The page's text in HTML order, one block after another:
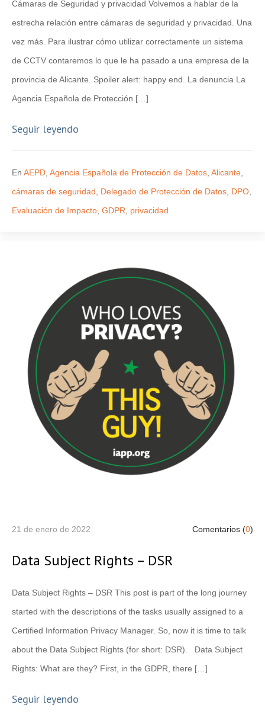
Cámaras de Seguridad y privacidad Volvemos a hablar de la
estrecha relación entre cámaras de seguridad y privacidad. Una
vez más. Para ilustrar cómo utilizar correctamente un sistema
de CCTV contaremos lo que le ha pasado a una empresa de la
provincia de Alicante. Spoiler alert: happy end. La denuncia La
Agencia Española de Protección […]
Seguir leyendo
En AEPD Agencia Española de Protección de Datos Alicante
cámaras de seguridad
Delegado de Protección de Datos DPO
Evaluación de Impacto GDPR privacidad
21 de enero de 2022 Comentarios (0)
Data Subject Rights – DSR
Data Subject Rights – DSR This post is part of the long journey
started with the descriptions of the tasks usually assigned to a
Certified Information Privacy Manager. So, now it is time to talk
about the Data Subject Rights (for short: DSR). Data Subject
Rights: What are they? First, in the GDPR, there […]
Seguir leyendo